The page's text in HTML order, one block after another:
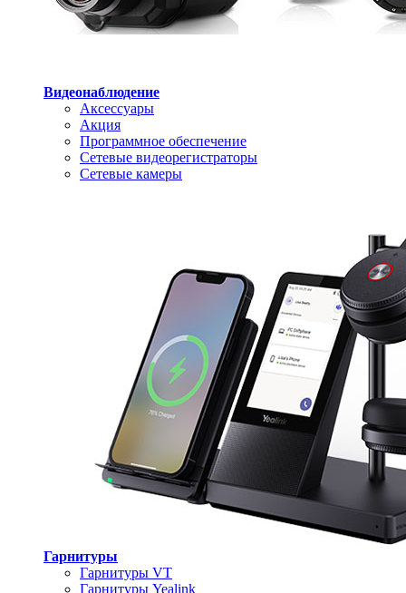
Видеонаблюдение
Аксессуары
Акция
Программное обеспечение
Сетевые видеорегистраторы
Сетевые камеры
Гарнитуры
Гарнитуры VT
Гарнитуры Yealink